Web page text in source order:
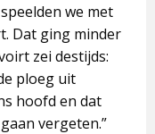
we met
Dat ging minder
zei destijds:
ploeg uit
hoofd en dat
vergeten.”